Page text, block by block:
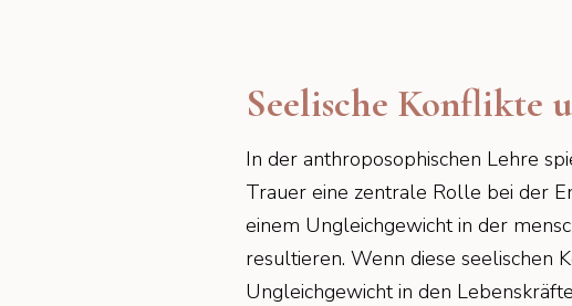
Seelische Konflikte
In der anthroposophischen Lehre
Trauer eine zentrale Rolle bei der
einem Ungleichgewicht in der
resultieren. Wenn diese seelischen
Ungleichgewicht in den